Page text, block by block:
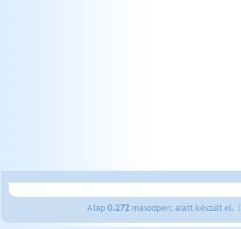
A lap 0.272 másodperc alatt készült el. |